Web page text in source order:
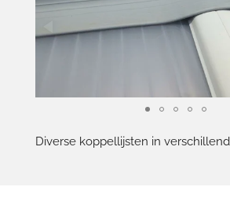
Diverse koppellijsten in